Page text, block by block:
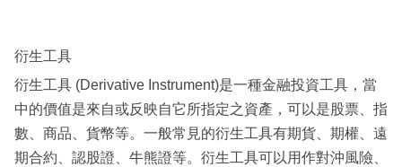
衍生工具
衍生工具 (Derivative Instrument)是一種金融投資工具，當
中的價值是來自或反映自它所指定之資產，可以是股票、指
數、商品、貨幣等。一般常見的衍生工具有期貨、期權、遠
期合約、認股證、牛熊證等。衍生工具可以用作對沖風險、